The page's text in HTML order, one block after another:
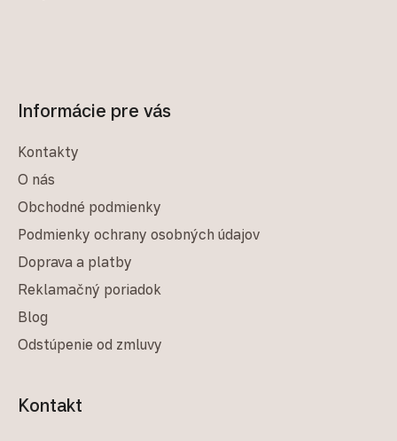
Informácie pre vás
Kontakty
O nás
Obchodné podmienky
Podmienky ochrany osobných údajov
Doprava a platby
Reklamačný poriadok
Blog
Odstúpenie od zmluvy
Kontakt